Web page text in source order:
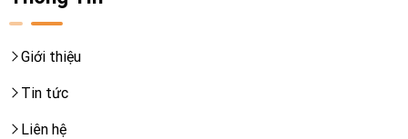
Giới thiệu
Tin tức
Liên hệ